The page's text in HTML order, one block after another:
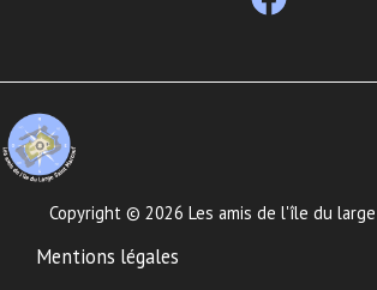
Copyright © 2026 Les amis de l'île du
Mentions légales